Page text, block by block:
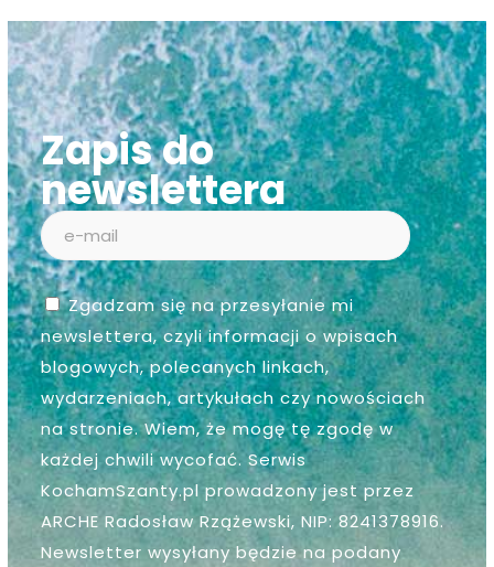
Zapis do
newslettera
Zgadzam się na przesyłanie mi
newslettera, czyli informacji o wpisach
blogowych, polecanych linkach,
wydarzeniach, artykułach czy nowościach
na stronie. Wiem, że mogę tę zgodę w
każdej chwili wycofać. Serwis
KochamSzanty.pl prowadzony jest przez
ARCHE Radosław Rzążewski, NIP: 8241378916.
Newsletter wysyłany będzie na podany